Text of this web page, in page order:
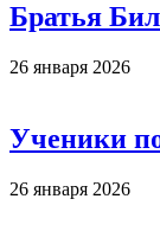
Братья
26 января 2026
Ученики
26 января 2026